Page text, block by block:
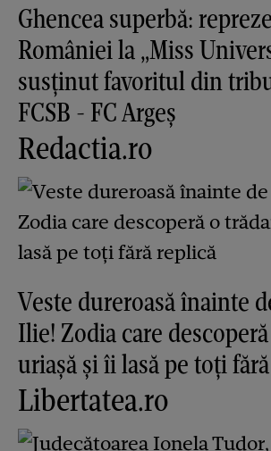
Ghencea superbă:
României la „Miss
susținut favoritul din
FCSB - FC Argeș
Redactia.ro
Veste dureroasă înainte
Ilie! Zodia care
uriașă și îi lasă pe toți
Libertatea.ro